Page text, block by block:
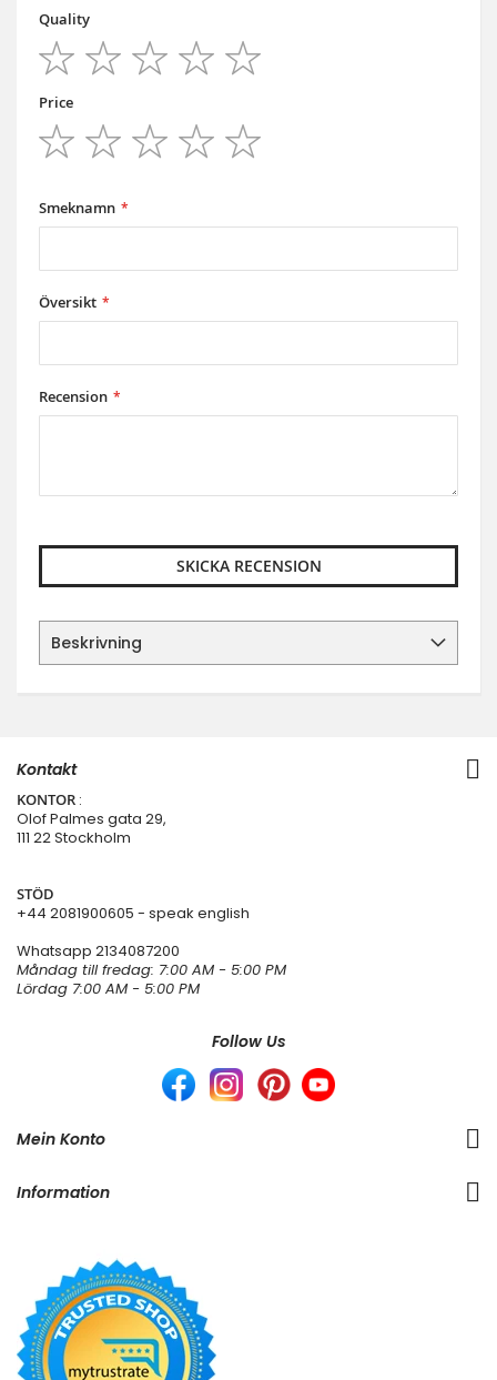
Quality
star
stars
stars
stars
stars
Price
Smeknamn
Översikt
Recension
SKICKA RECENSION
Beskrivning
Kontakt
KONTOR :
Olof Palmes gata 29,
111 22 Stockholm
STÖD
+44 2081900605 - speak english
Whatsapp 2134087200
Måndag till fredag: 7:00 AM - 5:00 PM
Lördag 7:00 AM - 5:00 PM
Follow Us
Mein Konto
Information